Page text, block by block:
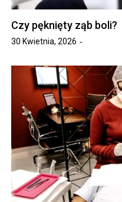
Czy pęknięty ząb boli?
30 Kwietnia, 2026